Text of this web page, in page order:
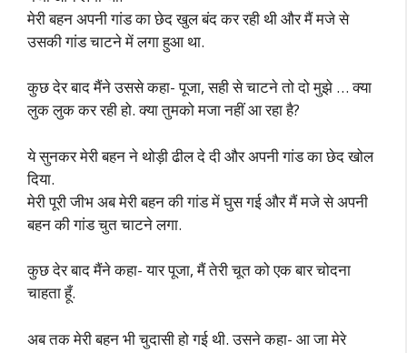
मेरी बहन अपनी गांड का छेद खुल बंद कर रही थी और मैं मजे से
उसकी गांड चाटने में लगा हुआ था.
कुछ देर बाद मैंने उससे कहा- पूजा, सही से चाटने तो दो मुझे … क्या
लुक लुक कर रही हो. क्या तुमको मजा नहीं आ रहा है?
ये सुनकर मेरी बहन ने थोड़ी ढील दे दी और अपनी गांड का छेद खोल
दिया.
मेरी पूरी जीभ अब मेरी बहन की गांड में घुस गई और मैं मजे से अपनी
बहन की गांड चुत चाटने लगा.
कुछ देर बाद मैंने कहा- यार पूजा, मैं तेरी चूत को एक बार चोदना
चाहता हूँ.
अब तक मेरी बहन भी चुदासी हो गई थी. उसने कहा- आ जा मेरे